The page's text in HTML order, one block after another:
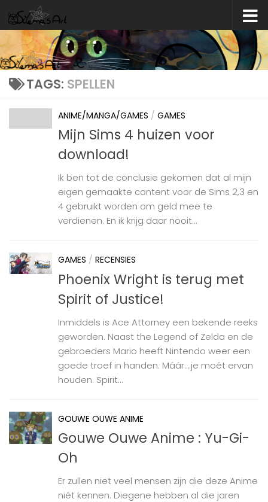
Skip to content
TAGS: SPELLEN
ANIME/MANGA/GAMES / GAMES
Mijn Sims 4 huizen voor
download!
Ik ben tot de conclusie gekomen dat al mijn
eigen gemaakte content voor de Sims 2,3 en
4 gebruikt worden om geld mee te
verdienen. En ik krijg daar nooit...
GAMES / RECENSIES
Phoenix Wright is terug met
Spirit of Justice!
Inmiddels is Ace Attorney een bekende reeks
geworden. Naast the Legend of Zelda en de
gebroeders Mario heeft Nintendo weer een
goede troef in handen. Máár….je moét ervan
houden. Spirit...
GOUWE OUWE ANIME
Gouwe Ouwe Anime : Yu-Gi-
Oh
Er zullen niet veel mensen zijn die deze Anime
niét kennen. Diegene hebben al die jaren